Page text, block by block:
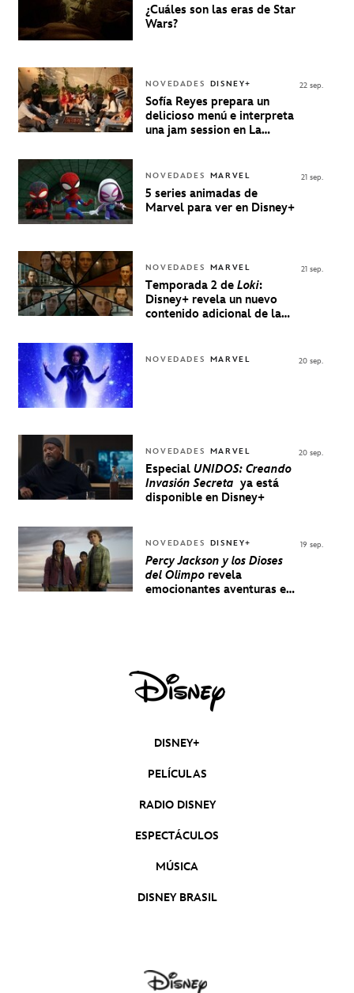
¿Cuáles son las eras de Star
Wars?
NOVEDADES DISNEY+
Sofía Reyes prepara un
delicioso menú e interpreta
una jam session en La
22 sep.
NOVEDADES MARVEL
5 series animadas de
Marvel para ver en Disney+
21 sep.
NOVEDADES MARVEL
Temporada 2 de Loki:
Disney+ revela un nuevo
contenido adicional de la
21 sep.
NOVEDADES MARVEL 20 sep.
NOVEDADES MARVEL
Especial UNIDOS: Creando
Invasión Secreta ya está
disponible en Disney+
20 sep.
NOVEDADES DISNEY+
Percy Jackson y los Dioses
del Olimporevela
emocionantes aventuras en
19 sep.
DISNEY+
PELÍCULAS
RADIO DISNEY
ESPECTÁCULOS
MÚSICA
DISNEY BRASIL